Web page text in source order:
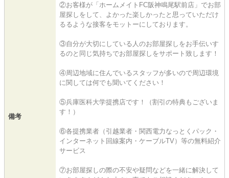
備考
②お客様が「ホームメイトFC阪神鳴尾駅前店」でお部
屋探しをして、よかった楽しかったと思っていただけ
るるような接客をモットーにしております。
③自分が大切にしている人のお部屋探しをお手伝いす
るのと同じ気持ちでお部屋探しをサポート致します！
④周辺地域に住んでいるスタッフが多いので周辺環境
に関しては何でも聞いてください！
⑤兵庫医科大学提携店です！（割引の特典もございま
す！）
⑥各提携業者（引越業者・関西電力なっとくパック・
インターネット回線案内・ケーブルTV）等の無料紹介
サービス
⑦お部屋探しの際の不安や疑問などを一緒に解決して